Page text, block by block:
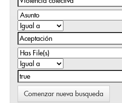
Comenzar nueva busqueda